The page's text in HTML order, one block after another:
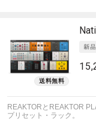
REAKTORとREAKTOR
プリセット・ラック。